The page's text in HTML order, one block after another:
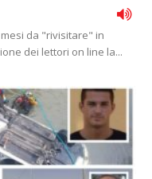
da "rivisitare" in
dei lettori on line la...